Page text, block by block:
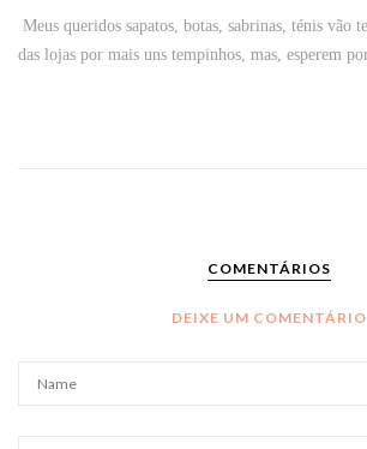
Meus queridos sapatos, botas, sabrinas, ténis vão
das lojas por mais uns tempinhos, mas, esperem
COMENTÁRIOS
DEIXE UM COMENTÁRIO